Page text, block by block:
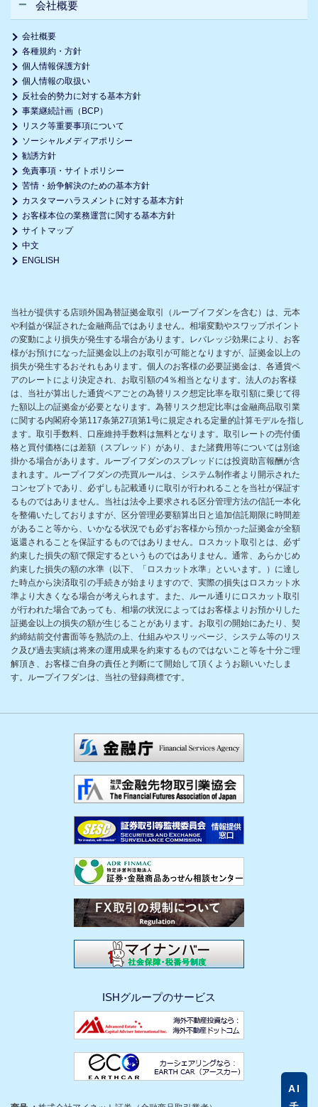
会社概要
会社概要
各種規約・方針
個人情報保護方針
個人情報の取扱い
反社会的勢力に対する基本方針
事業継続計画（BCP）
リスク等重要事項について
ソーシャルメディアポリシー
勧誘方針
免責事項・サイトポリシー
苦情・紛争解決のための基本方針
カスタマーハラスメントに対する基本方針
お客様本位の業務運営に関する基本方針
サイトマップ
中文
ENGLISH
当社が提供する店頭外国為替証拠金取引（ループイフダンを含む）は、元本
や利益が保証された金融商品ではありません。相場変動やスワップポイント
の変動により損失が発生する場合があります。レバレッジ効果により、お客
様がお預けになった証拠金以上のお取引が可能となりますが、証拠金以上の
損失が発生するおそれもあります。個人のお客様の必要証拠金は、各通貨ペ
アのレートにより決定され、お取引額の4％相当となります。法人のお客様
は、当社が算出した通貨ペアごとの為替リスク想定比率を取引額に乗じて得
た額以上の証拠金が必要となります。為替リスク想定比率は金融商品取引業
に関する内閣府令第117条第27項第1号に規定される定量的計算モデルを指し
ます。取引手数料、口座維持手数料は無料となります。取引レートの売付価
格と買付価格には差額（スプレッド）があり、また諸費用等については別途
掛かる場合があります。ループイフダンのスプレッドには投資助言報酬が含
まれます。ループイフダンの売買ルールは、システム制作者より開示された
コンセプトであり、必ずしも記載通りに取引が行われることを当社が保証す
るものではありません。当社は法令上要求される区分管理方法の信託一本化
を整備いたしておりますが、区分管理必要額算出日と追加信託期限に時間差
があること等から、いかなる状況でも必ずお客様から預かった証拠金が全額
返還されることを保証するものではありません。ロスカット取引とは、必ず
約束した損失の額で限定するというものではありません。通常、あらかじめ
約束した損失の額の水準（以下、「ロスカット水準」といいます。）に達し
た時点から決済取引の手続きが始まりますので、実際の損失はロスカット水
準より大きくなる場合が考えられます。また、ルール通りにロスカット取引
が行われた場合であっても、相場の状況によってはお客様よりお預かりした
証拠金以上の損失の額が生じることがあります。お取引の開始にあたり、契
約締結前交付書面等を熟読の上、仕組みやスリッページ、システム等のリス
ク及び過去実績は将来の運用成果を約束するものではないこと等を十分ご理
解頂き、お客様ご自身の責任と判断にて開始して頂くようお願いいたしま
す。ループイフダンは、当社の登録商標です。
ISHグループのサービス
AI